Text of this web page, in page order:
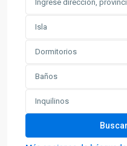
Isla
Dormitorios
Baños
Inquilinos